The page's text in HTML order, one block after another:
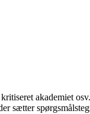
akademiet
sætter